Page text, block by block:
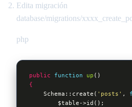
Edita migración
database/migrations/
php
public function up ()
{
    Schema::create(
'posts' ,
$table ->id();